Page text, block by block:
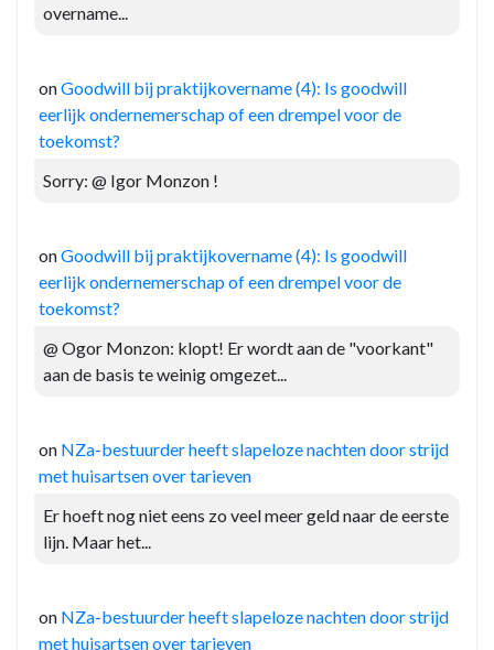
overname...
onGoodwill bij praktijkovername (4): Is goodwill
eerlijk ondernemerschap of een drempel voor de
toekomst?
Sorry: @ Igor Monzon !
onGoodwill bij praktijkovername (4): Is goodwill
eerlijk ondernemerschap of een drempel voor de
toekomst?
@ Ogor Monzon: klopt! Er wordt aan de "voorkant"
aan de basis te weinig omgezet...
on NZa-bestuurder heeft slapeloze nachten door strijd
met huisartsen over tarieven
Er hoeft nog niet eens zo veel meer geld naar de eerste
lijn. Maar het...
on NZa-bestuurder heeft slapeloze nachten door strijd
met huisartsen over tarieven